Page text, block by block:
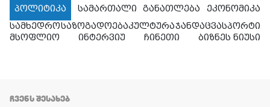
პოლიტიკა სამართალი განათლება
ეკონომიკა
სამხედროსაზოგადოებაკულტურაჯანდაცვასპორტი
მსოფლიო
ინტერვიუ ჩინეთი ბიზნეს ნიუსი
ᲩᲕᲔᲜᲡ ᲨᲔᲡᲐᲮᲔᲑ